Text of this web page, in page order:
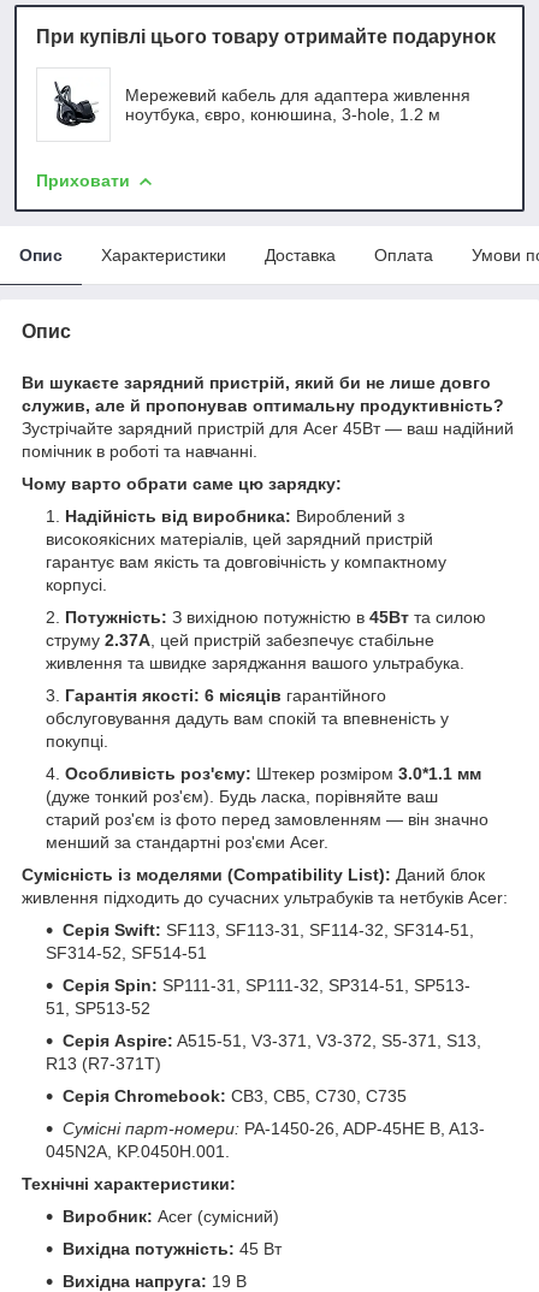
При купівлі цього товару отримайте подарунок
Мережевий кабель для адаптера живлення
ноутбука, євро, конюшина, 3-hole, 1.2 м
Приховати
Опис Характеристики Доставка Оплата Умови
Опис
Ви шукаєте зарядний пристрій, який би не лише довго
служив, але й пропонував оптимальну продуктивність?
Зустрічайте зарядний пристрій для Acer 45Вт — ваш надійний
помічник в роботі та навчанні.
Чому варто обрати саме цю зарядку:
Надійність від виробника: Вироблений з
високоякісних матеріалів, цей зарядний пристрій
гарантує вам якість та довговічність у компактному
корпусі.
Потужність: З вихідною потужністю в 45Вт та силою
струму 2.37А , цей пристрій забезпечує стабільне
живлення та швидке заряджання вашого ультрабука.
Гарантія якості: 6 місяців гарантійного
обслуговування дадуть вам спокій та впевненість у
покупці.
Особливість роз'єму: Штекер розміром 3.0*1.1 мм
(дуже тонкий роз'єм). Будь ласка, порівняйте ваш
старий роз'єм із фото перед замовленням — він значно
менший за стандартні роз'єми Acer.
Сумісність із моделями (Compatibility List): Даний блок
живлення підходить до сучасних ультрабуків та нетбуків Acer:
Серія Swift: SF113, SF113-31, SF114-32, SF314-51,
SF314-52, SF514-51
Серія Spin: SP111-31, SP111-32, SP314-51, SP513-
51, SP513-52
Серія Aspire: A515-51, V3-371, V3-372, S5-371, S13,
R13 (R7-371T)
Серія Chromebook: CB3, CB5, C730, C735
Сумісні парт-номери: PA-1450-26, ADP-45HE B, A13-
045N2A, KP.0450H.001.
Технічні характеристики:
Виробник: Acer (сумісний)
Вихідна потужність: 45 Вт
Вихідна напруга: 19 В